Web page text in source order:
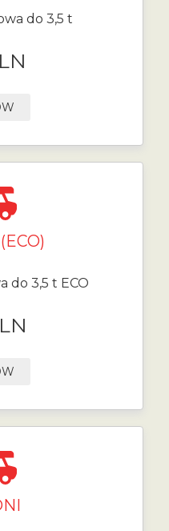
do 3,5 t
do 3,5 t ECO